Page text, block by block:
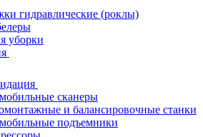
гидравлические (роклы)
уборки
сканеры
и балансировочные станки
подъемники